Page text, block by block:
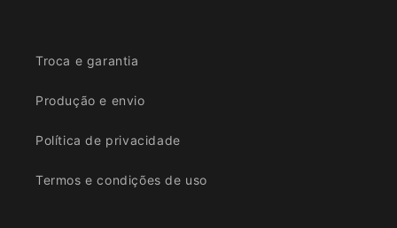
Troca e garantia
Produção e envio
Política de privacidade
Termos e condições de uso